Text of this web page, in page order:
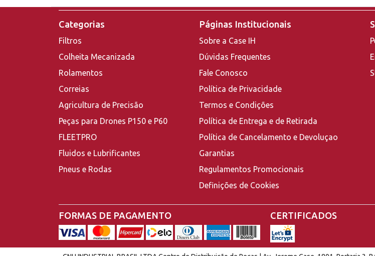
Categorias
Filtros
Colheita Mecanizada
Rolamentos
Correias
Agricultura de Precisão
Peças para Drones P150 e P60
FLEETPRO
Fluidos e Lubrificantes
Pneus e Rodas
Páginas Institucionais
Sobre a Case IH
Dúvidas Frequentes
Fale Conosco
Política de Privacidade
Termos e Condições
Política de Entrega e de Retirada
Política de Cancelamento e Devoluçao
Garantias
Regulamentos Promocionais
Definições de Cookies
FORMAS DE PAGAMENTO CERTIFICADOS